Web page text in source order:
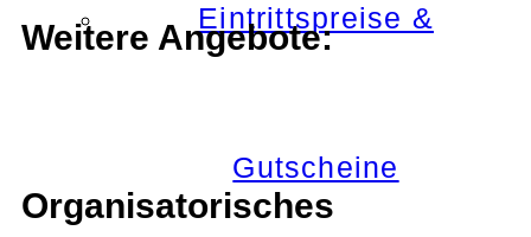
Eintrittspreise &
Gutscheine
Weitere Angebote:
Organisatorisches